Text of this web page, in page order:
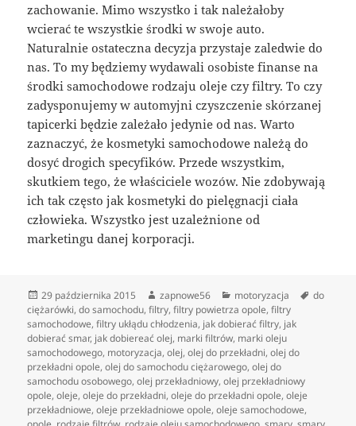
zachowanie. Mimo wszystko i tak należałoby
wcierać te wszystkie środki w swoje auto.
Naturalnie ostateczna decyzja przystaje zaledwie do
nas. To my będziemy wydawali osobiste finanse na
środki samochodowe rodzaju oleje czy filtry. To czy
zadysponujemy w automyjni czyszczenie skórzanej
tapicerki będzie zależało jedynie od nas. Warto
zaznaczyć, że kosmetyki samochodowe należą do
dosyć drogich specyfików. Przede wszystkim,
skutkiem tego, że właściciele wozów. Nie zdobywają
ich tak często jak kosmetyki do pielęgnacji ciała
człowieka. Wszystko jest uzależnione od
marketingu danej korporacji.
Data
publikacji
29 października 2015 Autor
zapnowe56 Kategorie
motoryzacja Tagi
do
ciężarówki,do samochodu,filtry,filtry powietrza opole,filtry
samochodowe,filtry ukłądu chłodzenia, jak dobierać filtry, jak
dobierać smar, jak dobiereać olej, marki filtrów, marki oleju
samochodowego, motoryzacja,olej,olej do przekładni,olej do
przekładni opole,olej do samochodu ciężarowego,olej do
samochodu osobowego,olej przekładniowy,olej przekładniowy
opole,oleje,oleje do przekładni,oleje do przekładni opole,oleje
przekładniowe,oleje przekładniowe opole,oleje samochodowe,